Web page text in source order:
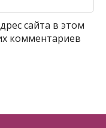
сайта в этом
комментариев